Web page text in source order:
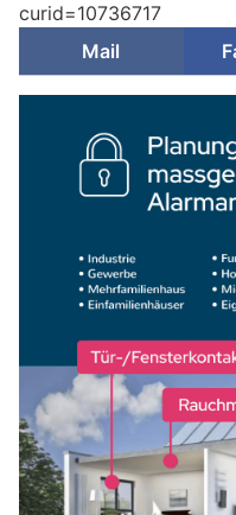
curid=10736717
Mail